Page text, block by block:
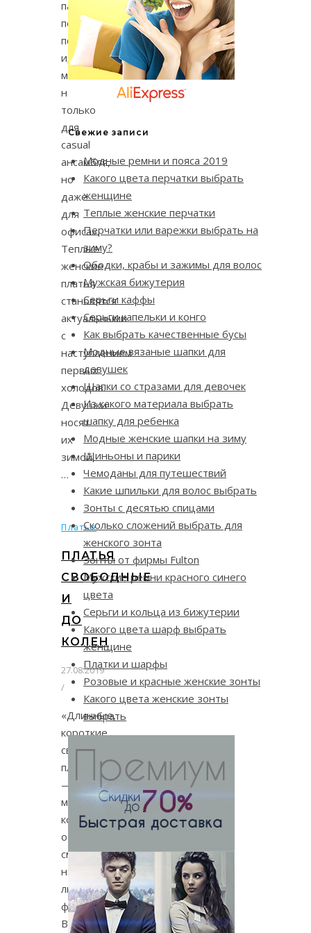
палитры
позволяет
подобрать
идеальную
модель
не
только
для
casual
ансамбля,
но
даже
для
офиса».
Теплые
женские
платья
становятся
актуальными
с
наступлением
первых
холодов.
Девушки
носят
их
зимой,
…
Платье
ПЛАТЬЯ
СВОБОДНЫЕ
И
ДО
КОЛЕН
27.08.2019
/
«Длинные,
короткие
свободные
платья
—
модели,
которые
отлично
смотрятся
на
любой
фигуре.
Важное
Свежие записи
Модные ремни и пояса 2019
Какого цвета перчатки выбрать
женщине
Теплые женские перчатки
Перчатки или варежки выбрать на
зиму?
Ободки, крабы и зажимы для волос
Мужская бижутерия
Серьги каффы
Серьги капельки и конго
Как выбрать качественные бусы
Модные вязаные шапки для
девушек
Шапки со стразами для девочек
Из какого материала выбрать
шапку для ребенка
Модные женские шапки на зиму
Шиньоны и парики
Чемоданы для путешествий
Какие шпильки для волос выбрать
Зонты с десятью спицами
Сколько сложений выбрать для
женского зонта
Зонты от фирмы Fulton
Мужские ремни красного синего
цвета
Серьги и кольца из бижутерии
Какого цвета шарф выбрать
женщине
Платки и шарфы
Розовые и красные женские зонты
Какого цвета женские зонты
выбрать